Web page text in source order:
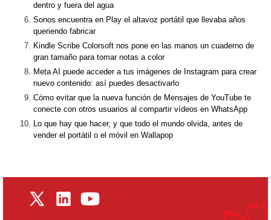
dentro y fuera del agua
Sonos encuentra en Play el altavoz portátil que llevaba años
queriendo fabricar
Kindle Scribe Colorsoft nos pone en las manos un cuaderno de
gran tamaño para tomar notas a color
Meta AI puede acceder a tus imágenes de Instagram para crear
nuevo contenido: así puedes desactivarlo
Cómo evitar que la nueva función de Mensajes de YouTube te
conecte con otros usuarios al compartir vídeos en WhatsApp
Lo que hay que hacer, y que todo el mundo olvida, antes de
vender el portátil o el móvil en Wallapop